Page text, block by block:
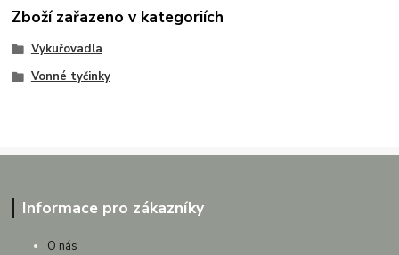
Zboží zařazeno v kategoriích
Vykuřovadla
Vonné tyčinky
Informace pro zákazníky
O nás